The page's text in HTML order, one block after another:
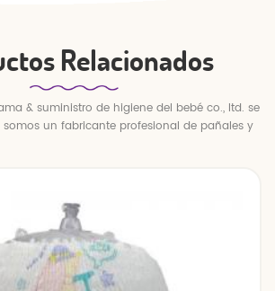
Relacionados
& suministro de higiene del bebé co., ltd. se
un fabricante profesional de pañales y